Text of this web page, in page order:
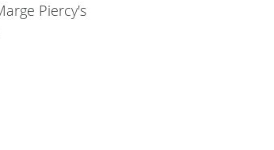
Piercy's